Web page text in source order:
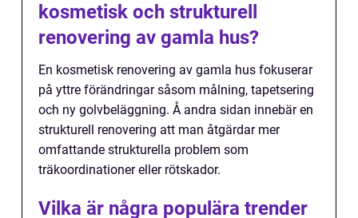
kosmetisk och strukturell
renovering av gamla hus?
En kosmetisk renovering av gamla hus fokuserar
på yttre förändringar såsom målning, tapetsering
och ny golvbeläggning. Å andra sidan innebär en
strukturell renovering att man åtgärdar mer
omfattande strukturella problem som
träkoordinationer eller rötskador.
Vilka är några populära trender